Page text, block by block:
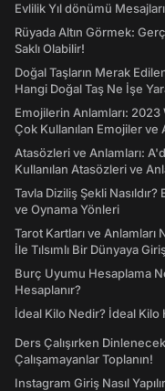
Evlilik Yıl dönümü Mesajları
Rüyada Altın Görmek:
Saklı Olabilir!
Doğal Taşların Merak
Hangi Doğal Taş Ne İşe
Emojilerin Anlamları:
Çok Kullanılan Emojiler ve
Atasözleri ve Anlamları:
Kullanılan Atasözleri ve
Tavla Diziliş Şekli Nasıldır?
ve Oynama Yönleri
Tarot Kartları ve
İle Tılsımlı Bir Dünyaya
Burç Uyumu Hesaplama
Hesaplanır?
İdeal Kilo Nedir? İdeal Kilo
Ders Çalışırken
Çalışamayanlar Toplanın!
Instagram Giriş Nasıl